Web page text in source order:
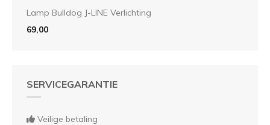
Lamp Bulldog J-LINE Verlichting
69,00
SERVICEGARANTIE
Veilige betaling